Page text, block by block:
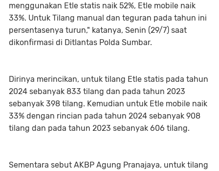
menggunakan Etle statis naik 52%, Etle mobile naik
33%. Untuk Tilang manual dan teguran pada tahun ini
persentasenya turun," katanya, Senin (29/7) saat
dikonfirmasi di Ditlantas Polda Sumbar.
Dirinya merincikan, untuk tilang Etle statis pada tahun
2024 sebanyak 833 tilang dan pada tahun 2023
sebanyak 398 tilang. Kemudian untuk Etle mobile naik
33% dengan rincian pada tahun 2024 sebanyak 908
tilang dan pada tahun 2023 sebanyak 606 tilang.
Sementara sebut AKBP Agung Pranajaya, untuk tilang